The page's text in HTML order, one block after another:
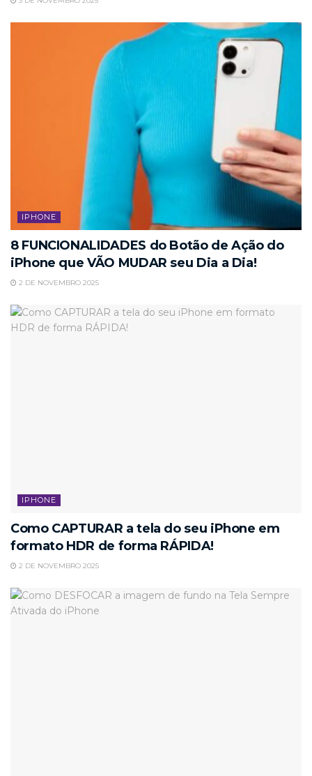
IPHONE
8 FUNCIONALIDADES do Botão de Ação do
iPhone que VÃO MUDAR seu Dia a Dia!
2 DE NOVEMBRO 2025
IPHONE
Como CAPTURAR a tela do seu iPhone em
formato HDR de forma RÁPIDA!
2 DE NOVEMBRO 2025